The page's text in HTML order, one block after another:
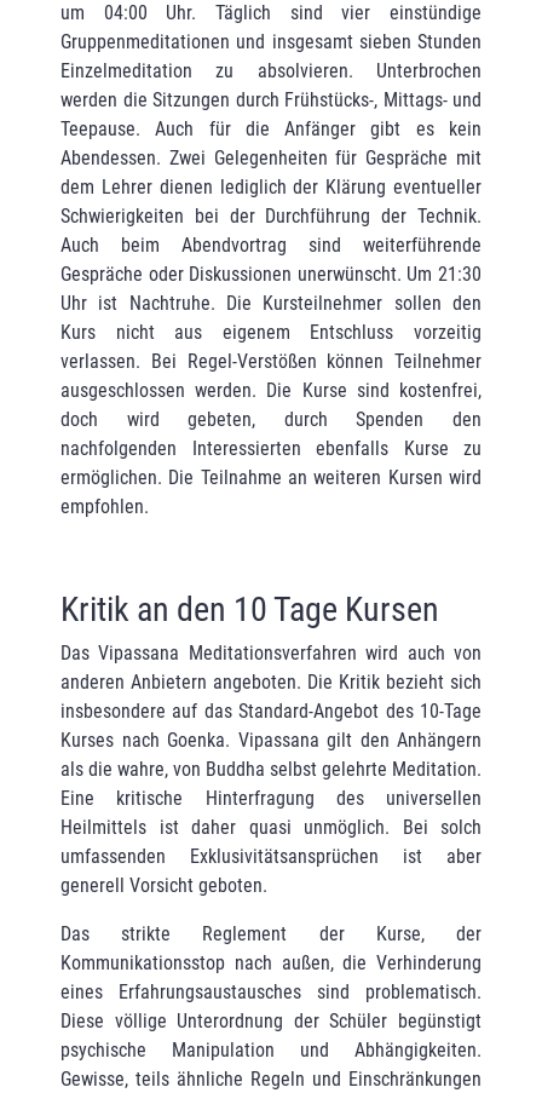
um 04:00 Uhr. Täglich sind vier einstün­dige
Gruppenmeditationen und insgesamt sieben Stunden
Einzelmeditation zu absolvieren. Unterbrochen
werden die Sitzungen durch Frühstücks-, Mittags- und
Teepause. Auch für die Anfänger gibt es kein
Abendessen. Zwei Gelegenheiten für Gespräche mit
dem Lehrer dienen lediglich der Klärung eventueller
Schwierigkeiten bei der Durchführung der Technik.
Auch beim Abendvortrag sind weiterführende
Gespräche oder Diskussionen unerwünscht. Um 21:30
Uhr ist Nachtruhe. Die Kursteilnehmer sollen den
Kurs nicht aus eigenem Ent­schluss vorzeitig
verlassen. Bei Regel-Verstößen können Teilnehmer
ausgeschlossen werden. Die Kurse sind kostenfrei,
doch wird gebeten, durch Spenden den
nachfolgenden Interessierten ebenfalls Kurse zu
ermöglichen. Die Teilnahme an weiteren Kursen wird
empfohlen.
Kritik an den 10 Tage Kursen
Das Vipassana Meditationsverfahren wird auch von
anderen Anbietern angeboten. Die Kritik bezieht sich
insbesondere auf das Standard-Angebot des 10-Tage
Kurses nach Goenka. Vipassana gilt den Anhängern
als die wahre, von Buddha selbst gelehrte Medita­tion.
Eine kritische Hinterfragung des universellen
Heilmittels ist daher quasi unmöglich. Bei solch
umfassenden Exklusivitätsansprüchen ist aber
generell Vorsicht geboten.
Das strikte Reglement der Kurse, der
Kommunikationsstop nach außen, die Verhinderung
eines Erfahrungsaustausches sind problematisch.
Diese völlige Unterordnung der Schüler begünstigt
psychische Manipulation und Abhängigkeiten.
Gewisse, teils ähnliche Regeln und Einschränkungen